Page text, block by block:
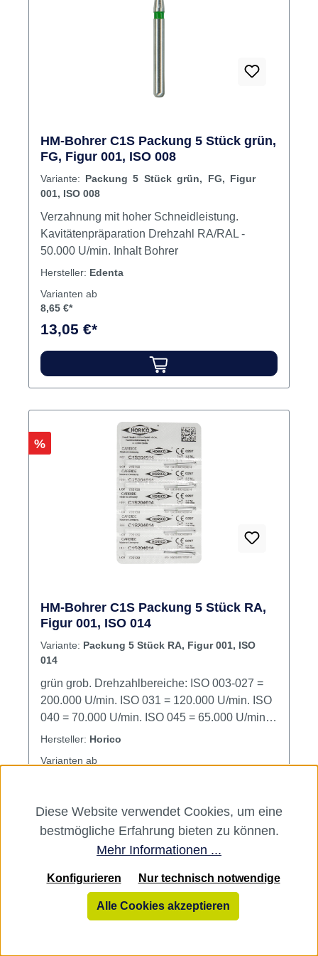
Brückentechnik Inhalt Bohrer
HM-Bohrer C1S Packung 5 Stück grün,
FG, Figur 001, ISO 008
Variante: Packung 5 Stück grün, FG, Figur
001, ISO 008
Verzahnung mit hoher Schneidleistung.
Kavitätenpräparation Drehzahl RA/RAL -
50.000 U/min. Inhalt Bohrer
Hersteller: Edenta
Varianten ab
8,65 €*
13,05 €*
Rabatt
%
HM-Bohrer C1S Packung 5 Stück RA,
Figur 001, ISO 014
Variante: Packung 5 Stück RA, Figur 001, ISO
014
grün grob. Drehzahlbereiche: ISO 003-027 =
200.000 U/min. ISO 031 = 120.000 U/min. ISO
040 = 70.000 U/min. ISO 045 = 65.000 U/min.
ISO 050 = 60.000 U/min. ISO 060 = 50.000
Hersteller: Horico
Varianten ab
24,20 €*
Diese Website verwendet Cookies, um eine
bestmögliche Erfahrung bieten zu können.
Mehr Informationen ...
Nur technisch notwendige
Konfigurieren
Alle Cookies akzeptieren